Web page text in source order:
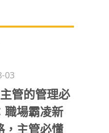
03
管的管理必
職場霸凌新
，主管必懂